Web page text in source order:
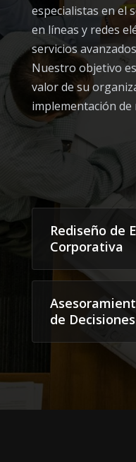
especialistas en el
en líneas y redes
servicios
Nuestro objetivo
valor de su
implementación
Rediseño de
Corporativa
de Decisiones